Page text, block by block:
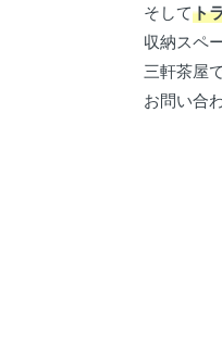
そしてト
収納スペ
三軒茶屋
お問い合